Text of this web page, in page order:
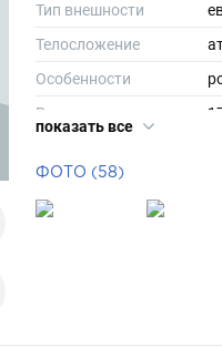
Тип внешности
Телосложение
Особенности
Рост
Размер одежды
Размер обуви
показать все
ФОТО (58)